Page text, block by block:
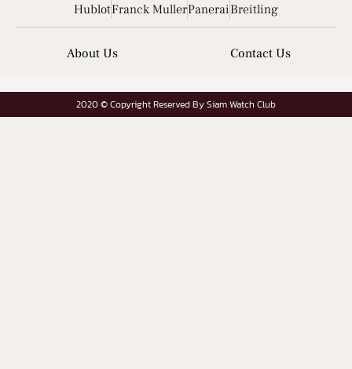
HublotFranck MullerPaneraiBreitling
About Us Contact Us
2020 © Copyright Reserved By Siam Watch Club